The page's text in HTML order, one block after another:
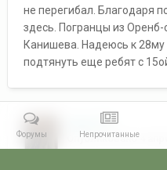
не перегибал. Благодаря
здесь. Погранцы из Оренб-
Канишева. Надеюсь к
подтянуть еще ребят с
7
Опубликовано 4
Форумы Непрочитанные